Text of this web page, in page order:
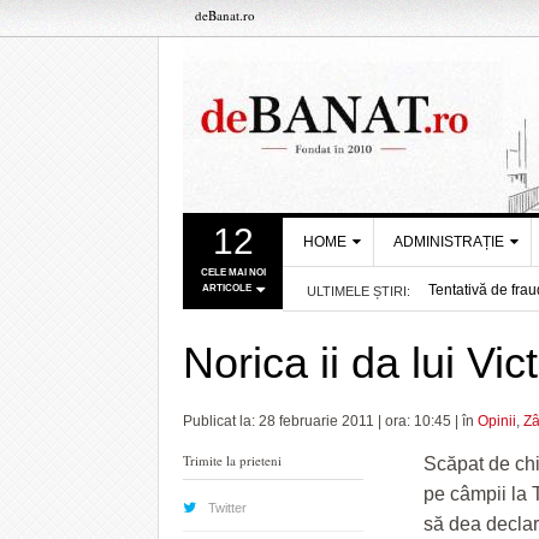
deBanat.ro
12
CELE MAI NOI
ARTICOLE
HOME
DESPRE NOI
POLITICA DE COOKIES
CONFIDENȚIALITATE
ADMINISTRAȚIE
PRIMĂRIA
CONSILIUL
JUDEŢEAN TIMIŞ
PREFECTURA
ULTIMELE ȘTIRI:
Tentativă de
- acum 21 mins
Filmul „Ultimul
Lațcău anunță
Primăria
- acum 2 ore
Rata șomajului
Firmele
acum 3 ore
Ziua Timișoarei,
4 ore
Se mențin
Gata vacanța!
Norica ii da lui
Publicat la: 28 februarie 2011 | ora: 10:45 | în Opinii,
Scăpat de
pe câmpii la
să dea
Trimite la prieteni
Twitter